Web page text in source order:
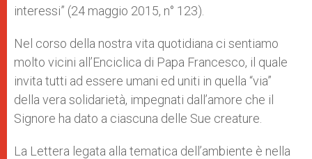
interessi” (24 maggio 2015, n° 123).
Nel corso della nostra vita quotidiana ci sentiamo
molto vicini all’Enciclica di Papa Francesco, il quale
invita tutti ad essere umani ed uniti in quella “via”
della vera solidarietà, impegnati dall’amore che il
Signore ha dato a ciascuna delle Sue creature.
La Lettera legata alla tematica dell’ambiente è nella